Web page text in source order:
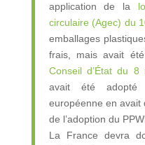
application de la
circulaire (Agec) du
emballages
frais, mais avait
Conseil d’État du 8
avait été adopté
européenne en avait
de l’adoption du
La France devra